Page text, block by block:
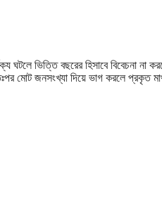
ভিত্তি বছরের হিসাবে বিবেচনা না
মোট জনসংখ্যা দিয়ে ভাগ করলে প্রকৃত